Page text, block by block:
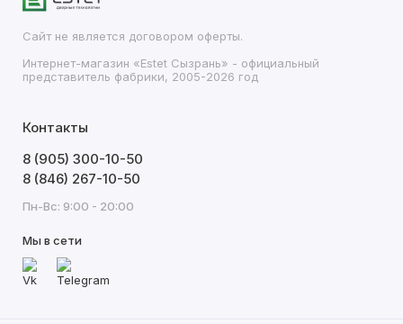
Сайт не является договором оферты.
Интернет-магазин «Estet Сызрань» - официальный
представитель фабрики, 2005-2026 год
Контакты
8 (905) 300-10-50
8 (846) 267-10-50
Пн-Вс: 9:00 - 20:00
Мы в сети